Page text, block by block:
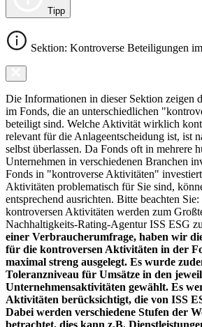
Tipp
Sektion: Kontroverse Beteiligungen
Die Informationen in dieser Sektion zeigen
im Fonds, die an unterschiedlichen
beteiligt sind. Welche Aktivität wirklich
relevant für die Anlageentscheidung ist, ist
selbst überlassen. Da Fonds oft in mehrere
Unternehmen in verschiedenen Branchen
Fonds in "kontroverse Aktivitäten"
Aktivitäten problematisch für Sie sind,
entsprechend ausrichten. Bitte beachten
kontroversen Aktivitäten werden zum
Nachhaltigkeits-Rating-Agentur ISS ESG
einer Verbraucherumfrage, haben wir
für die kontroversen Aktivitäten in der
maximal streng ausgelegt. Es wurde
Toleranzniveau für Umsätze in den
Unternehmensaktivitäten gewählt. Es
Aktivitäten berücksichtigt, die von ISS
Dabei werden verschiedene Stufen der
betrachtet, dies kann z.B.